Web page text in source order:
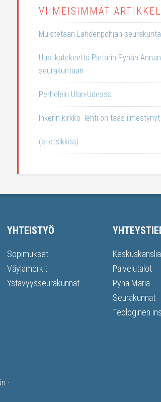
VIIMEISIMMÄT
Muistetaan Lahdenpohjan
Uusi katekeetta Pietarin Pyhän Annan
seurakuntaan
Perheleiri Ulan-Udessa
Inkerin kirkko -lehti on taas ilmestynyt
(ei otsikkoa)
YHTEISTYÖ
Sopimukset
Väylämerkit
Ystävyysseurakunnat
Keskuskanslia
Palvelutalot
Pyhä Maria
Seurakunnat
Teologinen
·